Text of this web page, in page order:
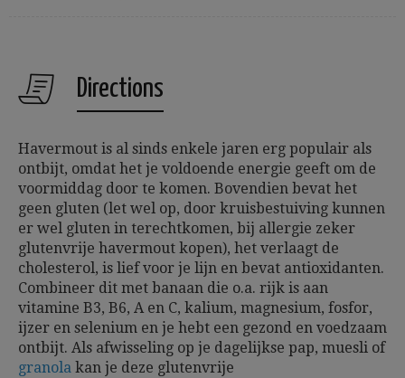
Directions
Havermout is al sinds enkele jaren erg populair als
ontbijt, omdat het je voldoende energie geeft om de
voormiddag door te komen. Bovendien bevat het
geen gluten (let wel op, door kruisbestuiving kunnen
er wel gluten in terechtkomen, bij allergie zeker
glutenvrije havermout kopen), het verlaagt de
cholesterol, is lief voor je lijn en bevat antioxidanten.
Combineer dit met banaan die o.a. rijk is aan
vitamine B3, B6, A en C, kalium, magnesium, fosfor,
ijzer en selenium en je hebt een gezond en voedzaam
ontbijt. Als afwisseling op je dagelijkse pap, muesli of
granola kan je deze glutenvrije